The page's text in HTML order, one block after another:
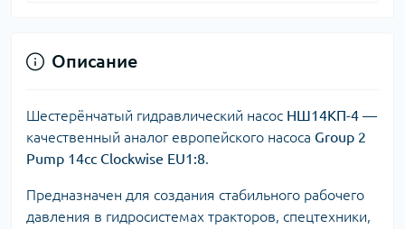
Описание
Шестерёнчатый гидравлический насос НШ14КП-4 —
качественный аналог европейского насоса Group 2
Pump 14cc Clockwise EU1:8.
Предназначен для создания стабильного рабочего
давления в гидросистемах тракторов, спецтехники,